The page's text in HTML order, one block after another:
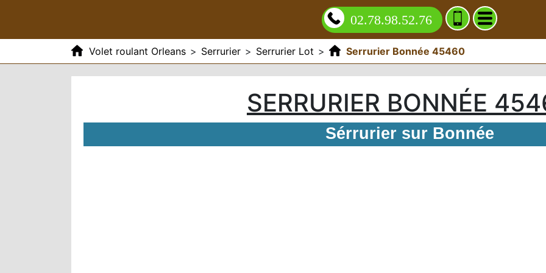
02.78.98.52.76
Volet roulant Orleans > Serrurier > Serrurier Lot > Serrurier Bonnée 45460
SERRURIER BONNÉE
Sérrurier sur Bonnée